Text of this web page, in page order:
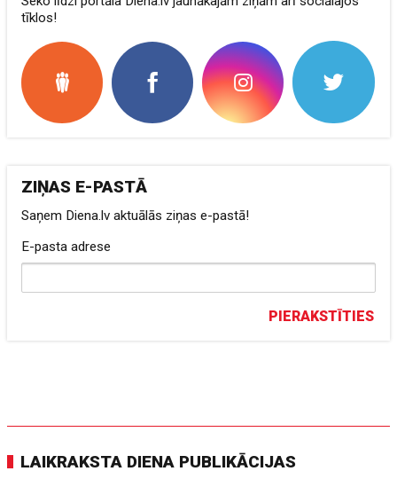
tīklos!
ZIŅAS E-PASTĀ
Saņem Diena.lv aktuālās ziņas e-pastā!
E-pasta adrese
PIERAKSTĪTIES
LAIKRAKSTA DIENA PUBLIKĀCIJAS